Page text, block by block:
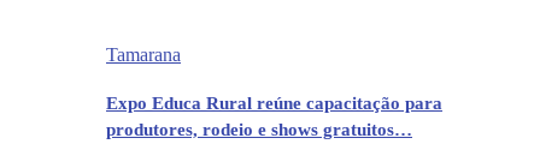
Tamarana
Expo Educa Rural reúne capacitação para
produtores, rodeio e shows gratuitos…